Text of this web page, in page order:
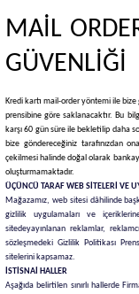
MAİL
GÜVENLİĞİ
Kredi kartı mail-order yöntemi ile
prensibine göre saklanacaktır. Bu
karşı 60 gün süre ile bekletilip daha
bize göndereceğiniz tarafınızdan
çekilmesi halinde doğal olarak
oluşturmamaktadır.
ÜÇÜNCÜ TARAF WEB SİTELERİ VE
Mağazamız, web sitesi dâhilinde
gizlilik uygulamaları ve
sitedeyayınlanan reklamlar,
sözleşmedeki Gizlilik Politikası
sitelerini kapsamaz.
İSTİSNAİ HALLER
Aşağıda belirtilen sınırlı hallerde